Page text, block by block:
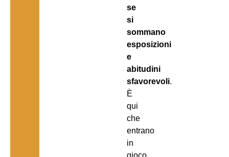
se
si
sommano
esposizioni
e
abitudini
sfavorevoli.
È
qui
che
entrano
in
gioco